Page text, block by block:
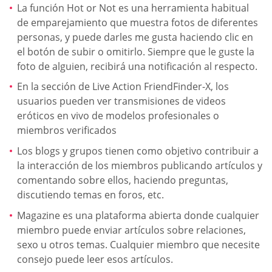
La función Hot or Not es una herramienta habitual
de emparejamiento que muestra fotos de diferentes
personas, y puede darles me gusta haciendo clic en
el botón de subir o omitirlo. Siempre que le guste la
foto de alguien, recibirá una notificación al respecto.
En la sección de Live Action FriendFinder-X, los
usuarios pueden ver transmisiones de videos
eróticos en vivo de modelos profesionales o
miembros verificados
Los blogs y grupos tienen como objetivo contribuir a
la interacción de los miembros publicando artículos y
comentando sobre ellos, haciendo preguntas,
discutiendo temas en foros, etc.
Magazine es una plataforma abierta donde cualquier
miembro puede enviar artículos sobre relaciones,
sexo u otros temas. Cualquier miembro que necesite
consejo puede leer esos artículos.